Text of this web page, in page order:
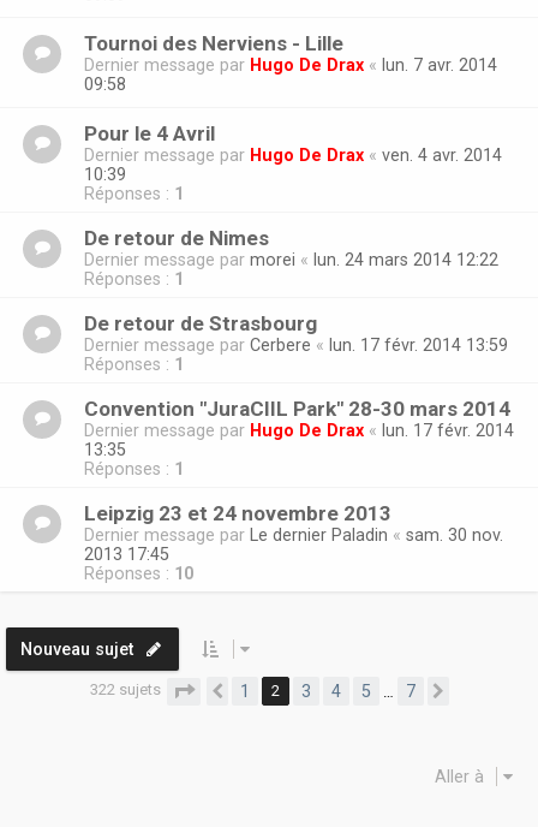
Tournoi des Nerviens - Lille
Dernier message par Hugo De Drax « lun. 7 avr. 2014
09:58
Pour le 4 Avril
Dernier message par Hugo De Drax « ven. 4 avr. 2014
10:39
Réponses : 1
De retour de Nimes
Dernier message par morei « lun. 24 mars 2014 12:22
Réponses : 1
De retour de Strasbourg
Dernier message par Cerbere « lun. 17 févr. 2014 13:59
Réponses : 1
Convention "JuraCIIL Park" 28-30 mars 2014
Dernier message par Hugo De Drax « lun. 17 févr. 2014
13:35
Réponses : 1
Leipzig 23 et 24 novembre 2013
Dernier message par Le dernier Paladin « sam. 30 nov.
2013 17:45
Réponses : 10
Nouveau sujet
322 sujets Page2 sur
Précédente
1 2 3 4 5 7
Aller à